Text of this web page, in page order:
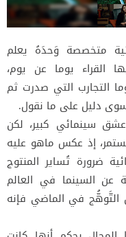
متخصصة وَحدَهُ يعلم
القراء يوما عن يوم،
التجارب التي صدرت ثم
دليل على ما نقول.
سينمائي كبير، لكن
إذ عكس ماهو عليه
ضرورة تُساير المنتوج
عن السينما في العالم
في الماضي فإنه